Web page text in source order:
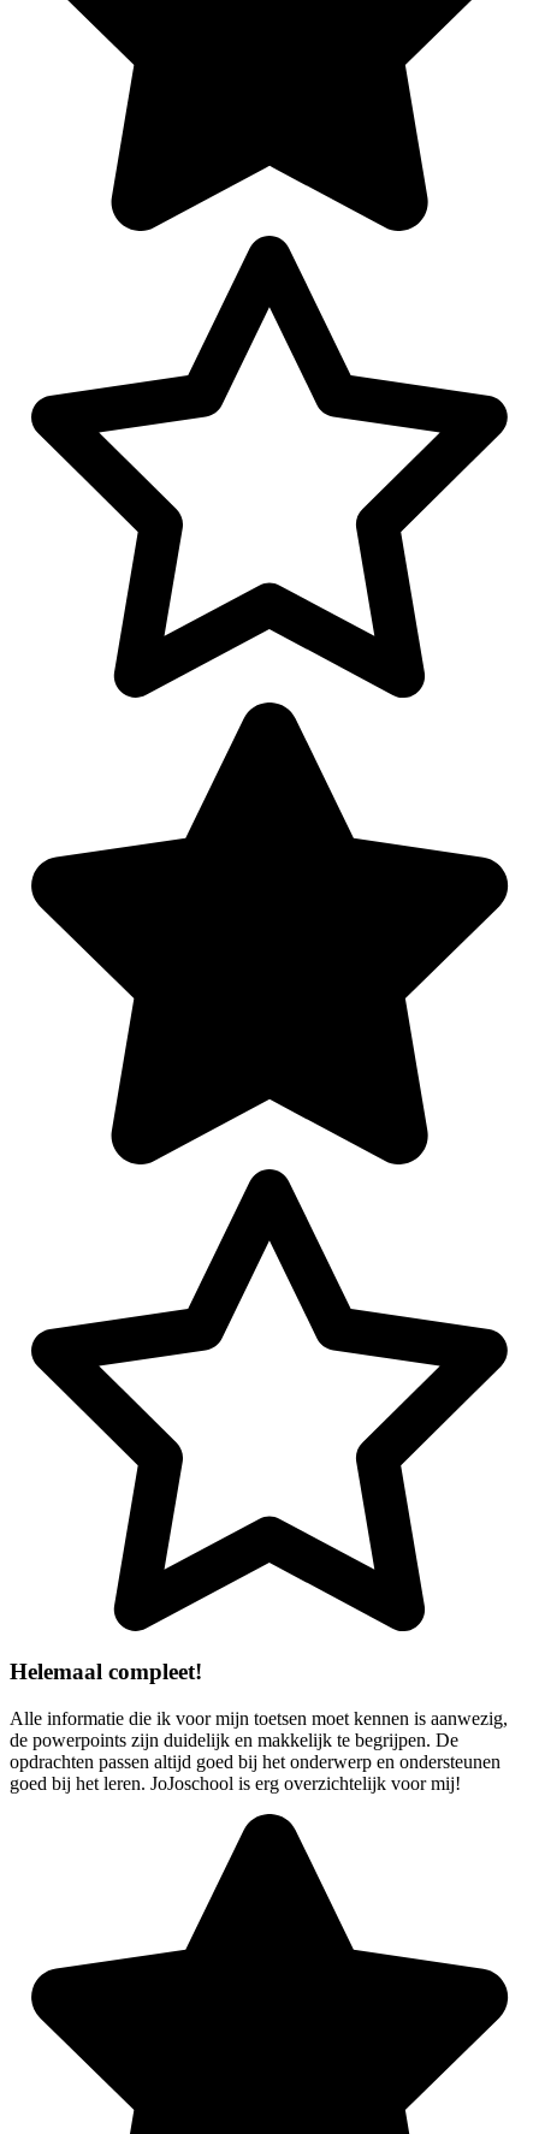
Helemaal compleet!
Alle informatie die ik voor mijn toetsen moet kennen is aanwezig,
de powerpoints zijn duidelijk en makkelijk te begrijpen. De
opdrachten passen altijd goed bij het onderwerp en ondersteunen
goed bij het leren. JoJoschool is erg overzichtelijk voor mij!